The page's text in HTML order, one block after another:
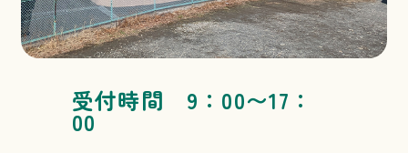
受付時間 9：00〜17：
00